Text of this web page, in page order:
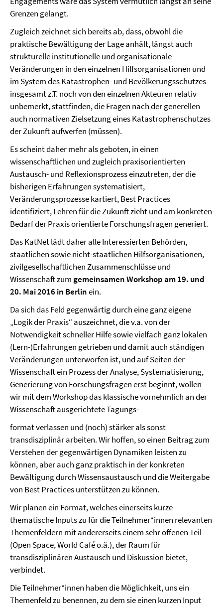
Grenzen gelangt.
Zugleich zeichnet sich bereits ab, dass, obwohl die
praktische Bewältigung der Lage anhält, längst auch
strukturelle institutionelle und organisationale
Veränderungen in den einzelnen Hilfsorganisationen und
im System des Katastrophen- und Bevölkerungsschutzes
insgesamt z.T. noch von den einzelnen Akteuren relativ
unbemerkt, stattfinden, die Fragen nach der generellen
auch normativen Zielsetzung eines Katastrophenschutzes
der Zukunft aufwerfen (müssen).
Es scheint daher mehr als geboten, in einen
wissenschaftlichen und zugleich praxisorientierten
Austausch- und Reflexionsprozess einzutreten, der die
bisherigen Erfahrungen systematisiert,
Veränderungsprozesse kartiert, Best Practices
identifiziert, Lehren für die Zukunft zieht und am konkreten
Bedarf der Praxis orientierte Forschungsfragen generiert.
Das KatNet lädt daher alle Interessierten Behörden,
staatlichen sowie nicht-staatlichen Hilfsorganisationen,
zivilgesellschaftlichen Zusammenschlüsse und
Wissenschaft zum gemeinsamen Workshop am 19. und
20. Mai 2016 in Berlinein.
Da sich das Feld gegenwärtig durch eine ganz eigene
„Logik der Praxis“ auszeichnet, die v.a. von der
Notwendigkeit schneller Hilfe sowie vielfach ganz lokalen
(Lern-)Erfahrungen getrieben und damit auch ständigen
Veränderungen unterworfen ist, und auf Seiten der
Wissenschaft ein Prozess der Analyse, Systematisierung,
Generierung von Forschungsfragen erst beginnt, wollen
wir mit dem Workshop das klassische vornehmlich an der
Wissenschaft ausgerichtete Tagungs-
format verlassen und (noch) stärker als sonst
transdisziplinär arbeiten. Wir hoffen, so einen Beitrag zum
Verstehen der gegenwärtigen Dynamiken leisten zu
können, aber auch ganz praktisch in der konkreten
Bewältigung durch Wissensaustausch und die Weitergabe
von Best Practices unterstützen zu können.
Wir planen ein Format, welches einerseits kurze
thematische Inputs zu für die Teilnehmer*innen relevanten
Themenfeldern mit andererseits einem sehr offenen Teil
(Open Space, World Café o.ä.), der Raum für
transdisziplinären Austausch und Diskussion bietet,
verbindet.
Die Teilnehmer*innen haben die Möglichkeit, uns ein
Themenfeld zu benennen, zu dem sie einen kurzen Input